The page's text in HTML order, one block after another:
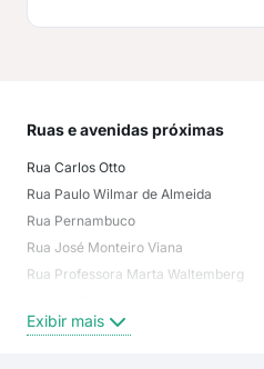
Ruas e avenidas próximas
Rua Carlos Otto
Rua Paulo Wilmar de Almeida
Rua Pernambuco
Rua José Monteiro Viana
Rua Professora Marta Waltemberg
Rua Santa Catarina
Exibir mais